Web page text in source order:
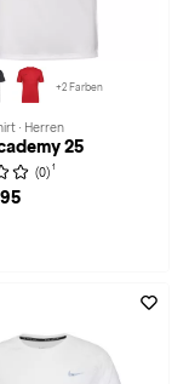
+2 Farben
· Herren
25
(0) 1